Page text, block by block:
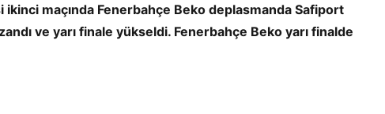
maçında Fenerbahçe Beko deplasmanda Safiport
ve yarı finale yükseldi. Fenerbahçe Beko yarı finalde